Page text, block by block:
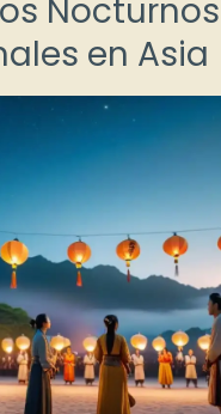
Nocturnos
en Asia